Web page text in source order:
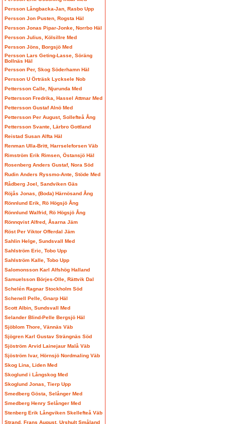
Persson Långbacka-Jan, Rasbo Upp
Persson Jon Pusten, Rogsta Häl
Persson Jonas Pipar-Jonke, Norrbo Häl
Persson Julius, Kölsillre Med
Persson Jöns, Borgsjö Med
Persson Lars Geting-Lasse, Söräng
Bollnäs Häl
Persson Per, Skog Söderhamn Häl
Persson U Örträsk Lycksele Nob
Pettersson Calle, Njurunda Med
Pettersson Fredrika, Hassel Attmar Med
Pettersson Gustaf Alnö Med
Pettersson Per August, Sollefteå Ång
Pettersson Svante, Lärbro Gottland
Reistad Susan Alfta Häl
Renman Ulla-Britt, Harrseleforsen Väb
Rimström Erik Rimsen, Östansjö Häl
Rosenberg Anders Gustaf, Nora Söd
Rudin Anders Ryssmo-Ante, Stöde Med
Rådberg Joel, Sandviken Gäs
Röjås Jonas, (Boda) Härnösand Ång
Rönnlund Erik, Rö Högsjö Ång
Rönnlund Walfrid, Rö Högsjö Ång
Rönnqvist Alfred, Åsarna Jäm
Röst Per Viktor Offerdal Jäm
Sahlin Helge, Sundsvall Med
Sahlström Eric, Tobo Upp
Sahlström Kalle, Tobo Upp
Salomonsson Karl Alfshög Halland
Samuelsson Börjes-Olle, Rättvik Dal
Schelén Ragnar Stockholm Söd
Schenell Pelle, Gnarp Häl
Scott Albin, Sundsvall Med
Selander Blind-Pelle Bergsjö Häl
Sjöblom Thore, Vännäs Väb
Sjögren Karl Gustav Strängnäs Söd
Sjöström Arvid Lainejaur Malå Väb
Sjöström Ivar, Hörnsjö Nordmaling Väb
Skog Lina, Liden Med
Skoglund i Långskog Med
Skoglund Jonas, Tierp Upp
Smedberg Gösta, Selånger Med
Smedberg Henry Selånger Med
Stenberg Erik Långviken Skellefteå Väb
Strand, Frans August, Urshult Småland